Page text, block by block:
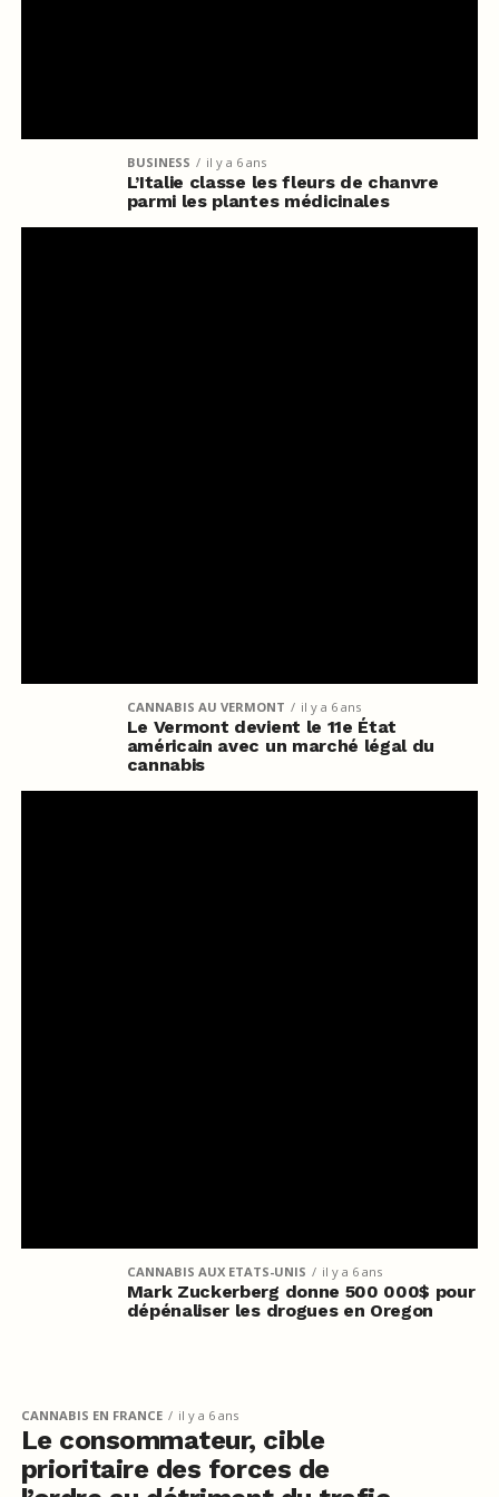
BUSINESS il y a 6 ans
L’Italie classe les fleurs de chanvre
parmi les plantes médicinales
CANNABIS AU VERMONT il y a 6 ans
Le Vermont devient le 11e État
américain avec un marché légal du
cannabis
CANNABIS AUX ETATS-UNIS il y a 6 ans
Mark Zuckerberg donne 500 000$ pour
dépénaliser les drogues en Oregon
CANNABIS EN FRANCE il y a 6 ans
Le consommateur, cible
prioritaire des forces de